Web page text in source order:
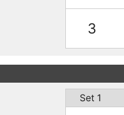
3
Set 1